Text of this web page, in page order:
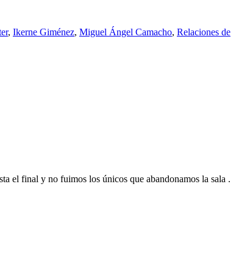
, Ikerne Giménez, Miguel Ángel Camacho, Relaciones de
el final y no fuimos los únicos que abandonamos la sala .